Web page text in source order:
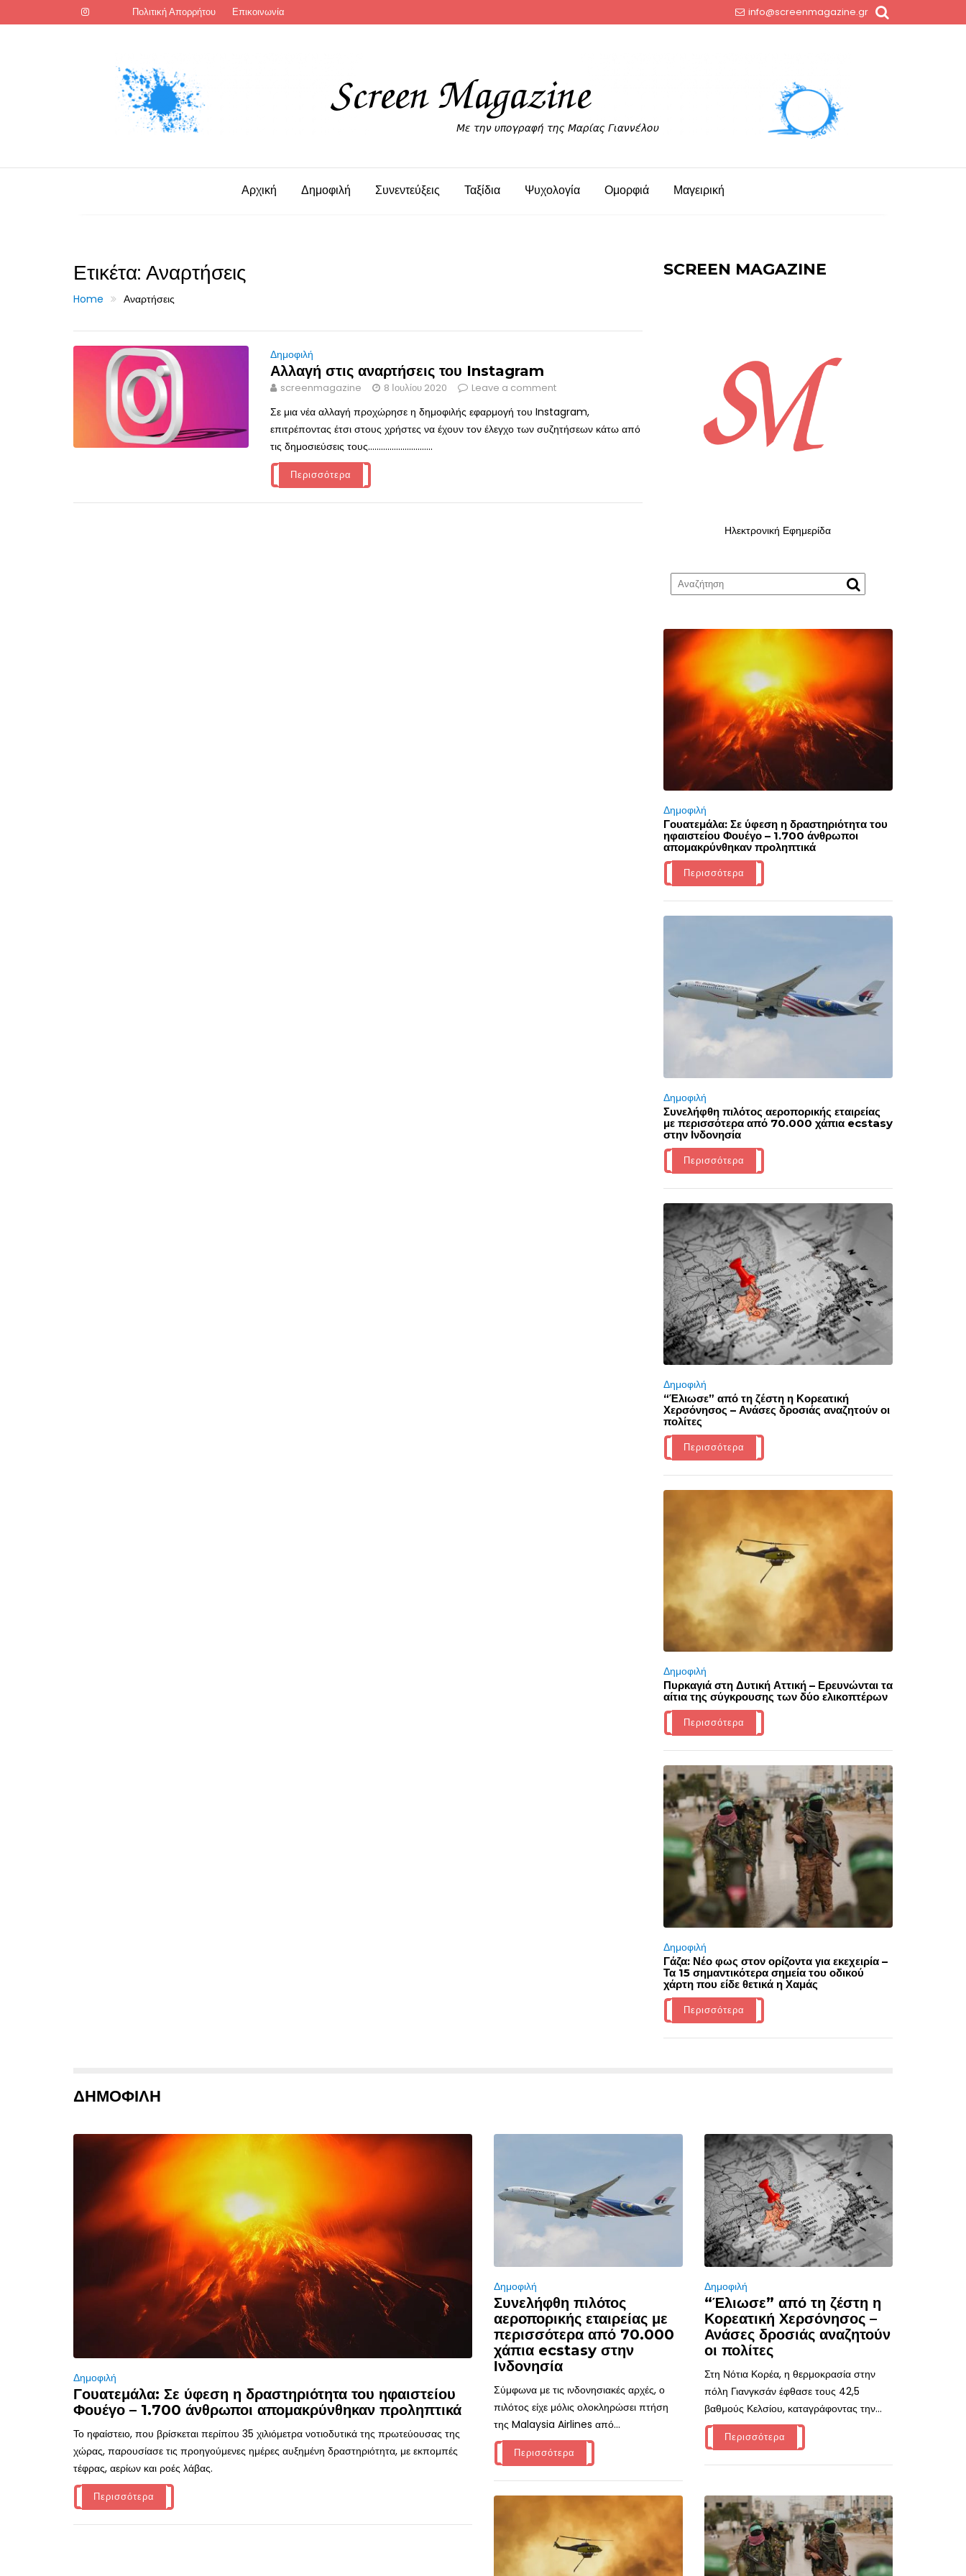
to
Πολιτική Απορρήτου Επικοινωνία info@screenmagazine.gr
Αρχική Δημοφιλή Συνεντεύξεις Ταξίδια Ψυχολογία Ομορφιά Μαγειρική
Ετικέτα: Αναρτήσεις
Home Αναρτήσεις
Δημοφιλή
Αλλαγή στις αναρτήσεις του Instagram
screenmagazine 8 Ιουλίου 2020 Leave a comment
Σε μια νέα αλλαγή προχώρησε η δημοφιλής εφαρμογή του Instagram,
επιτρέποντας έτσι στους χρήστες να έχουν τον έλεγχο των συζητήσεων κάτω από
τις δημοσιεύσεις τους..............................
Περισσότερα
SCREEN MAGAZINE
Ηλεκτρονική Εφημερίδα
Δημοφιλή
Γουατεμάλα: Σε ύφεση η δραστηριότητα του
ηφαιστείου Φουέγο – 1.700 άνθρωποι
απομακρύνθηκαν προληπτικά
Περισσότερα
Δημοφιλή
Συνελήφθη πιλότος αεροπορικής εταιρείας
με περισσότερα από 70.000 χάπια ecstasy
στην Ινδονησία
Περισσότερα
Δημοφιλή
“Έλιωσε” από τη ζέστη η Κορεατική
Χερσόνησος – Ανάσες δροσιάς αναζητούν οι
πολίτες
Περισσότερα
Δημοφιλή
Πυρκαγιά στη Δυτική Αττική – Ερευνώνται τα
αίτια της σύγκρουσης των δύο ελικοπτέρων
Περισσότερα
Δημοφιλή
Γάζα: Νέο φως στον ορίζοντα για εκεχειρία –
Τα 15 σημαντικότερα σημεία του οδικού
χάρτη που είδε θετικά η Χαμάς
Περισσότερα
ΔΗΜΟΦΙΛΗ
Δημοφιλή
Γουατεμάλα: Σε ύφεση η δραστηριότητα του ηφαιστείου
Φουέγο – 1.700 άνθρωποι απομακρύνθηκαν προληπτικά
Το ηφαίστειο, που βρίσκεται περίπου 35 χιλιόμετρα νοτιοδυτικά της πρωτεύουσας της
χώρας, παρουσίασε τις προηγούμενες ημέρες αυξημένη δραστηριότητα, με εκπομπές
τέφρας, αερίων και ροές λάβας.
Περισσότερα
Δημοφιλή
Συνελήφθη πιλότος
αεροπορικής εταιρείας με
περισσότερα από 70.000
χάπια ecstasy στην
Ινδονησία
Σύμφωνα με τις ινδονησιακές αρχές, ο
πιλότος είχε μόλις ολοκληρώσει πτήση
της Malaysia Airlines από...
Περισσότερα
Δημοφιλή
“Έλιωσε” από τη ζέστη η
Κορεατική Χερσόνησος –
Ανάσες δροσιάς αναζητούν
οι πολίτες
Στη Νότια Κορέα, η θερμοκρασία στην
πόλη Γιανγκσάν έφθασε τους 42,5
βαθμούς Κελσίου, καταγράφοντας την...
Περισσότερα